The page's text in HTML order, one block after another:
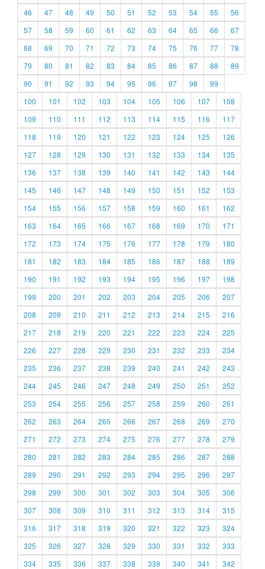
46
47 48 49 50 51 52 53 54 55
56
57
58 59 60 61 62 63 64 65 66
67
68
69 70 71 72 73 74 75 76 77
78
79
80 81 82 83 84 85 86 87 88
89
90
91 92 93 94 95 96 97 98
99
100
101 102 103 104 105 106 107
108
109
110 111 112 113 114 115 116
117
118
119 120 121 122 123 124 125
126
127
128 129 130 131 132 133 134
135
136
137 138 139 140 141 142 143
144
145
146 147 148 149 150 151 152
153
154
155 156 157 158 159 160 161
162
163
164 165 166 167 168 169 170
171
172
173 174 175 176 177 178 179
180
181
182 183 184 185 186 187 188
189
190
191 192 193 194 195 196 197
198
199
200 201 202 203 204 205 206
207
208
209 210 211 212 213 214 215
216
217
218 219 220 221 222 223 224
225
226
227 228 229 230 231 232 233
234
235
236 237 238 239 240 241 242
243
244
245 246 247 248 249 250 251
252
253
254 255 256 257 258 259 260
261
262
263 264 265 266 267 268 269
270
271
272 273 274 275 276 277 278
279
280
281 282 283 284 285 286 287
288
289
290 291 292 293 294 295 296
297
298
299 300 301 302 303 304 305
306
307
308 309 310 311 312 313 314
315
316
317 318 319 320 321 322 323
324
325
326 327 328 329 330 331 332
333
334
335 336 337 338 339 340 341 342